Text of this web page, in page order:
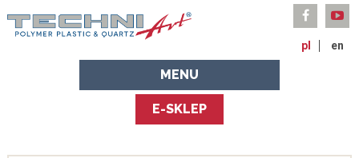
pl en
MENU
E-SKLEP